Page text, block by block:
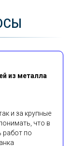
из металла
и за крупные
что в
работ по